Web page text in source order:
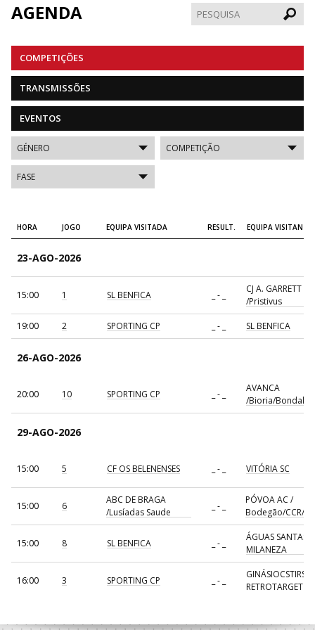
AGENDA
COMPETIÇÕES
TRANSMISSÕES
EVENTOS
HORA JOGO EQUIPA VISITADA RESULT. EQUIPA VISITANTE
23-AGO-2026
15:00 1 SL BENFICA _ - _
CJ A. GARRETT
/Pristivus
19:00 2 SPORTING CP _ - _ SL BENFICA
26-AGO-2026
20:00 10 SPORTING CP _ - _
AVANCA
/Bioria/Bondalti
29-AGO-2026
15:00 5 CF OS BELENENSES _ - _ VITÓRIA SC
15:00 6
ABC DE BRAGA
/Lusíadas Saude
_ - _
PÓVOA AC /
Bodegão/CCR/
15:00 8 SL BENFICA _ - _
ÁGUAS SANTAS
MILANEZA
16:00 3 SPORTING CP _ - _
RETROTARGET